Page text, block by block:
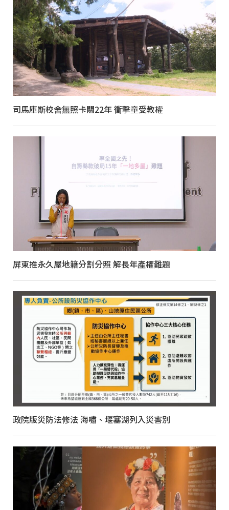
司馬庫斯校舍無照卡關22年 衝擊童受教權
屏東推永久屋地籍分割分照 解長年產權難題
政院版災防法修法 海嘯、堰塞湖列入災害別